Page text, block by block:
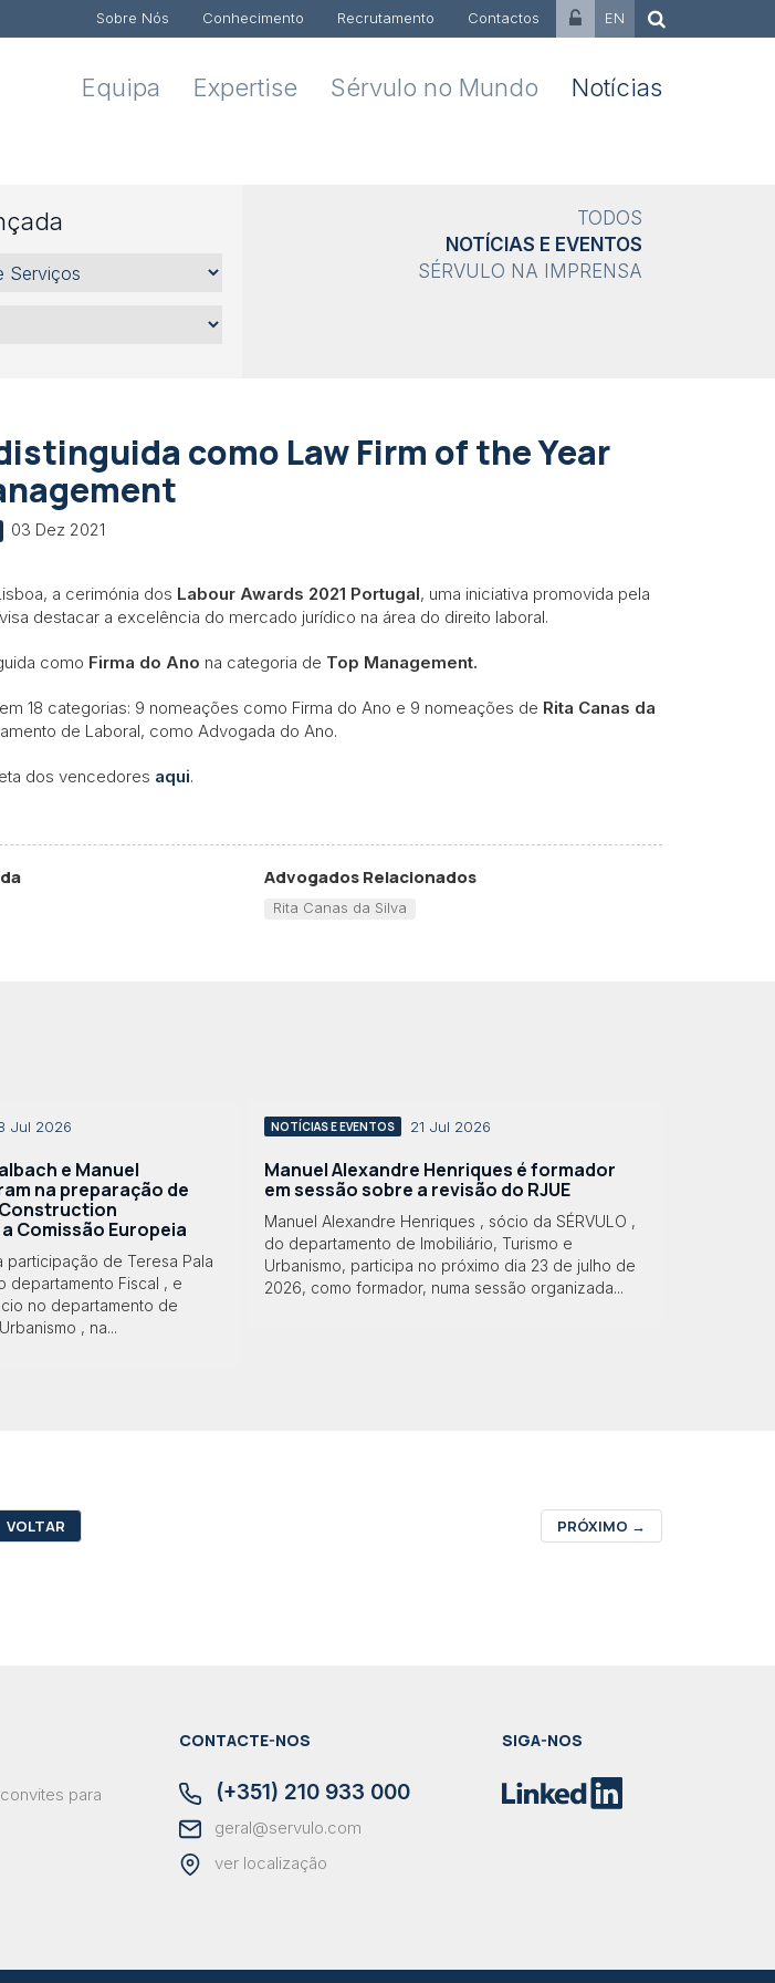
Sobre Nós Conhecimento Recrutamento Contactos EN
Equipa Expertise Sérvulo no Mundo Notícias
TODOS
NOTÍCIAS E EVENTOS
SÉRVULO NA IMPRENSA
como Law Firm of the Year
03 Dez 2021
a cerimónia dos Labour Awards 2021 Portugal, uma iniciativa promovida pela
destacar a excelência do mercado jurídico na área do direito laboral.
como Firma do Ano na categoria de Top Management.
18 categorias: 9 nomeações como Firma do Ano e 9 nomeações de Rita Canas da
de Laboral, como Advogada do Ano.
dos vencedores aqui.
Advogados Relacionados
Rita Canas da Silva
Jul 2026
e Manuel
na preparação de
Comissão Europeia
participação de Teresa Pala
departamento Fiscal , e
no departamento de
, na...
NOTÍCIAS E EVENTOS 21 Jul 2026
Manuel Alexandre Henriques é formador
em sessão sobre a revisão do RJUE
Manuel Alexandre Henriques , sócio da SÉRVULO ,
do departamento de Imobiliário, Turismo e
Urbanismo, participa no próximo dia 23 de julho de
2026, como formador, numa sessão organizada...
VOLTAR PRÓXIMO →
para
CONTACTE-NOS
(+351) 210 933 000
geral@servulo.com
ver localização
SIGA-NOS